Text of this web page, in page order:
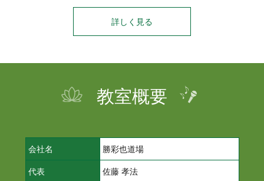
詳しく見る
教室概要
会社名 勝彩也道場
代表 佐藤 孝法